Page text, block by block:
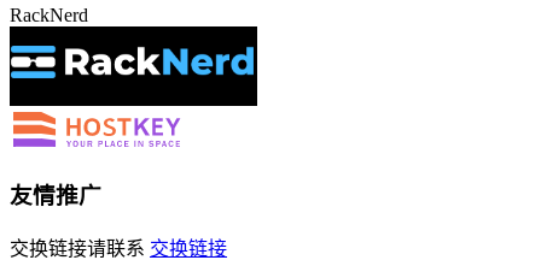
RackNerd
友情推广
交换链接请联系 交换链接